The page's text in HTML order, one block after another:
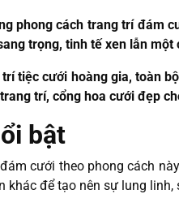
phong cách trang trí đám
trọng, tinh tế xen lẫn
tiệc cưới hoàng gia, toàn
trí, cổng hoa cưới đẹp
bật
cưới theo phong cách
khác để tạo nên sự lung